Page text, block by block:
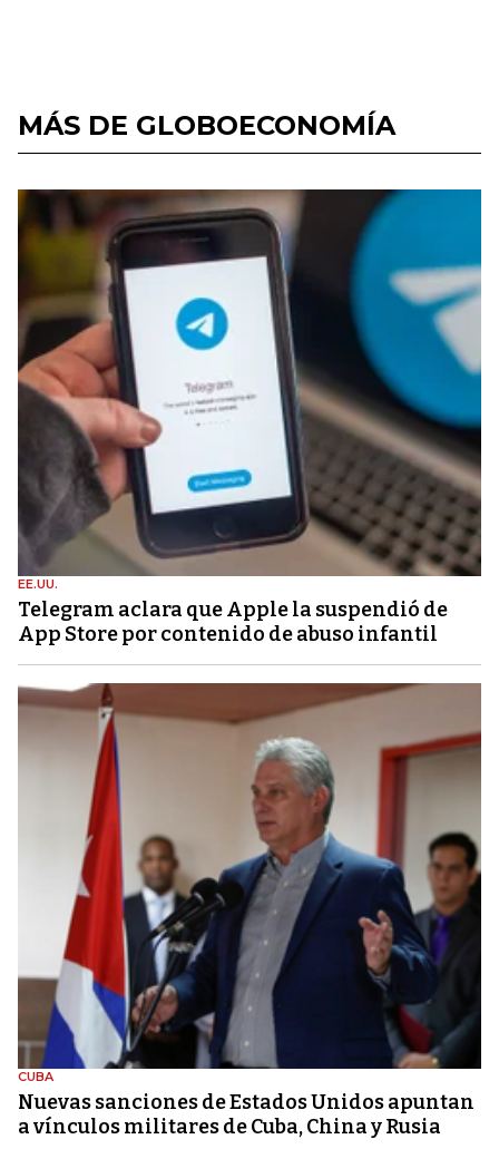
MÁS DE GLOBOECONOMÍA
EE.UU.
Telegram aclara que Apple la suspendió de
App Store por contenido de abuso infantil
CUBA
Nuevas sanciones de Estados Unidos apuntan
a vínculos militares de Cuba, China y Rusia